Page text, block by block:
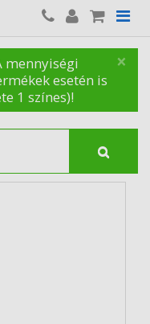
×
mennyiségi
esetén is
1 színes)!